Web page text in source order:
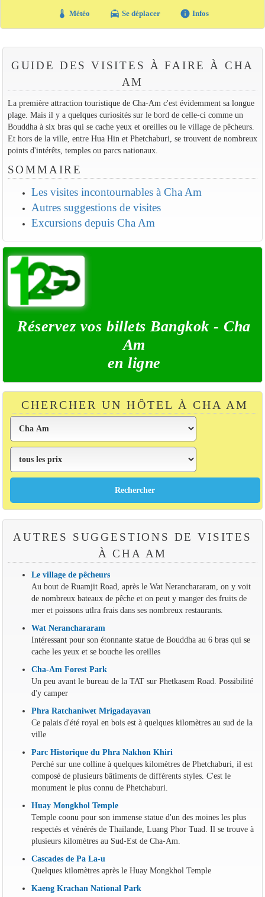
thermostat Météo local_taxi Se déplacer info Infos
GUIDE DES VISITES À FAIRE À CHA
AM
La première attraction touristique de Cha-Am c'est évidemment sa longue
plage. Mais il y a quelques curiosités sur le bord de celle-ci comme un
Bouddha à six bras qui se cache yeux et oreilles ou le village de pêcheurs.
Et hors de la ville, entre Hua Hin et Phetchaburi, se trouvent de nombreux
points d'intérêts, temples ou parcs nationaux.
SOMMAIRE
Les visites incontournables à Cha Am
Autres suggestions de visites
Excursions depuis Cha Am
Réservez vos billets Bangkok - Cha
Am
en ligne
CHERCHER UN HÔTEL À CHA AM
AUTRES SUGGESTIONS DE VISITES
À CHA AM
Le village de pêcheurs
Au bout de Ruamjit Road, après le Wat Neranchararam, on y voit
de nombreux bateaux de pêche et on peut y manger des fruits de
mer et poissons utlra frais dans ses nombreux restaurants.
Wat Neranchararam
Intéressant pour son étonnante statue de Bouddha au 6 bras qui se
cache les yeux et se bouche les oreilles
Cha-Am Forest Park
Un peu avant le bureau de la TAT sur Phetkasem Road. Possibilité
d'y camper
Phra Ratchaniwet Mrigadayavan
Ce palais d'été royal en bois est à quelques kilomètres au sud de la
ville
Parc Historique du Phra Nakhon Khiri
Perché sur une colline à quelques kilomètres de Phetchaburi, il est
composé de plusieurs bâtiments de différents styles. C'est le
monument le plus connu de Phetchaburi.
Huay Mongkhol Temple
Temple coonu pour son immense statue d'un des moines les plus
respectés et vénérés de Thaïlande, Luang Phor Tuad. Il se trouve à
plusieurs kilomètres au Sud-Est de Cha-Am.
Cascades de Pa La-u
Quelques kilomètres après le Huay Mongkhol Temple
Kaeng Krachan National Park